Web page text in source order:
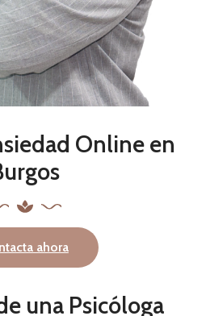
Online en
ahora
una Psicóloga